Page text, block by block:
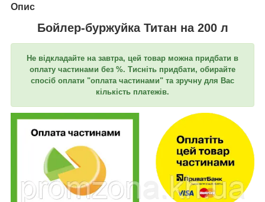
Опис
Бойлер-буржуйка Титан на 200 л
Не відкладайте на завтра, цей товар можна придбати в
оплату частинами без %. Тисніть придбати, обирайте
спосіб оплати "оплата частинами" та зручну для Вас
кількість платежів.